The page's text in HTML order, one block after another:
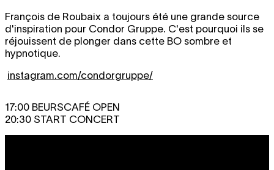
François de Roubaix a toujours été une grande source
d'inspiration pour Condor Gruppe. C'est pourquoi ils se
réjouissent de plonger dans cette BO sombre et
hypnotique.
instagram.com/condorgruppe/
17:00 BEURSCAFÉ OPEN
20:30 START CONCERT